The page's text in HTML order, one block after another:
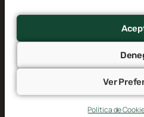
Ver
Política de